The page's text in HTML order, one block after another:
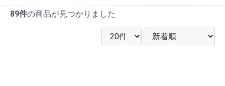
89件の商品が見つかりました